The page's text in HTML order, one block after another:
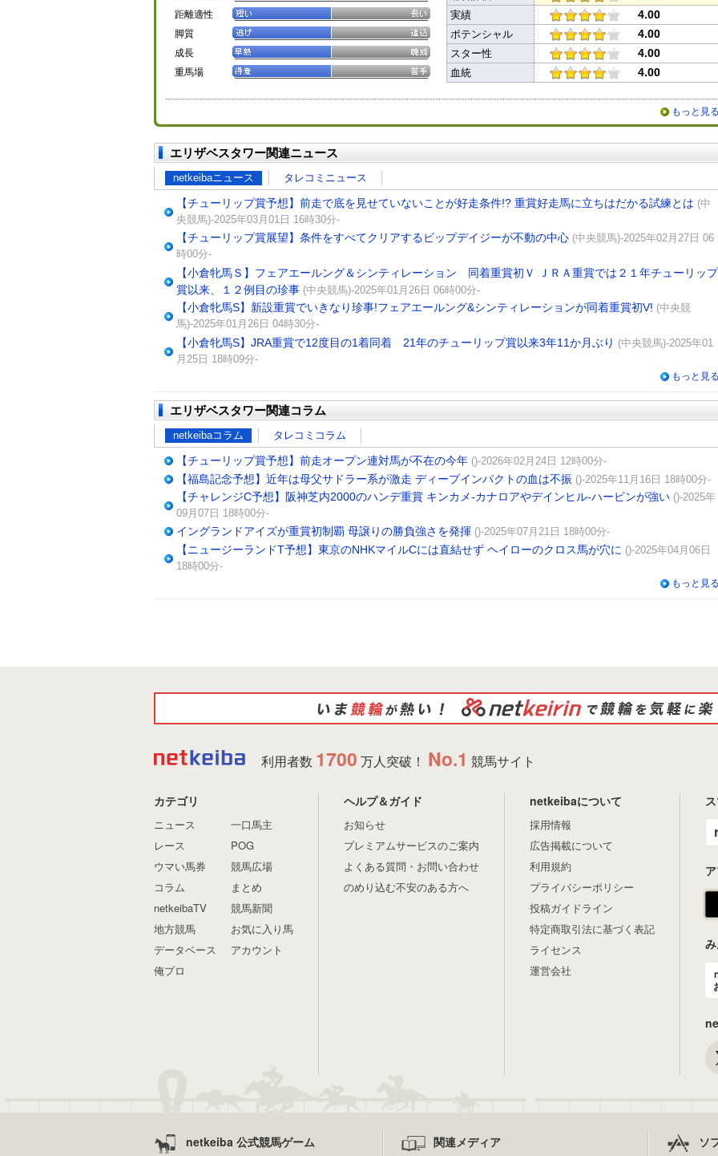
距離適性
脚質
成長
重馬場
実績 4.00
ポテンシャル 4.00
スター性 4.00
血統 4.00
もっと見
エリザベスタワー関連ニュース
netkeibaニュース タレコミニュース
【チューリップ賞予想】前走で底を見せていないことが好走条件!? 重賞好走馬に立ちはだかる試練とは (中
央競馬)-2025年03月01日 16時30分-
【チューリップ賞展望】条件をすべてクリアするビップデイジーが不動の中心 (中央競馬)-2025年02月27日 06
時00分-
【小倉牝馬Ｓ】フェアエールング＆シンティレーション 同着重賞初Ｖ ＪＲＡ重賞では２１年チューリップ
賞以来、１２例目の珍事 (中央競馬)-2025年01月26日 06時00分-
【小倉牝馬S】新設重賞でいきなり珍事!フェアエールング&シンティレーションが同着重賞初V! (中央競
馬)-2025年01月26日 04時30分-
【小倉牝馬S】JRA重賞で12度目の1着同着 21年のチューリップ賞以来3年11か月ぶり (中央競馬)-2025年01
月25日 18時09分-
もっと見
エリザベスタワー関連コラム
netkeibaコラム タレコミコラム
【チューリップ賞予想】前走オープン連対馬が不在の今年 ()-2026年02月24日 12時00分-
【福島記念予想】近年は母父サドラー系が激走 ディープインパクトの血は不振 ()-2025年11月16日 18時00分-
【チャレンジC予想】阪神芝内2000のハンデ重賞 キンカメ-カナロアやデインヒル-ハービンが強い ()-2025年
09月07日 18時00分-
イングランドアイズが重賞初制覇 母譲りの勝負強さを発揮 ()-2025年07月21日 18時00分-
【ニュージーランドT予想】東京のNHKマイルCには直結せず ヘイローのクロス馬が穴に ()-2025年04月06日
18時00分-
もっと見
利用者数 1700 万人突破！ No.1 競馬サイト
カテゴリ
ニュース
レース
ウマい馬券
コラム
netkeibaTV
地方競馬
データベース
俺プロ
一口馬主
POG
競馬広場
まとめ
競馬新聞
お気に入り馬
アカウント
ヘルプ＆ガイド
お知らせ
プレミアムサービスのご案内
よくある質問・お問い合わせ
のめり込む不安のある方へ
netkeibaについて
採用情報
広告掲載について
利用規約
プライバシーポリシー
投稿ガイドライン
特定商取引法に基づく表記
ライセンス
運営会社
netkeiba 公式競馬ゲーム 関連メディア ソ